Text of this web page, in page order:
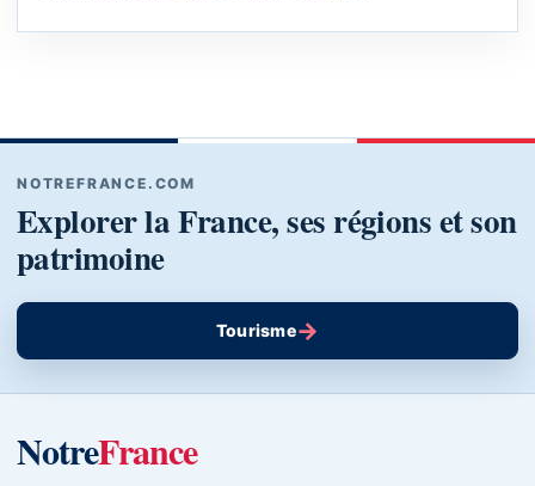
NOTREFRANCE.COM
Explorer la France, ses régions et son
patrimoine
Tourisme→
NotreFrance